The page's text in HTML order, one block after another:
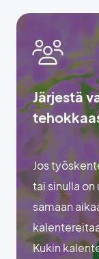
Järjestä
Jos
tai sinulla
samaan
Kukin